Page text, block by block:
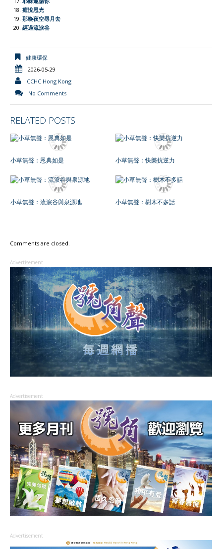
癒悅恩光
那晚夜空尋月去
經過流淚谷
健康環保
2026-05-29
CCHC Hong Kong
No Comments
RELATED POSTS
小草無聲：恩典如是 小草無聲：快樂抗逆力
小草無聲：流淚谷與泉源地 小草無聲：樹木不多話
Comments are closed.
Advertisement
Advertisement
Advertisement